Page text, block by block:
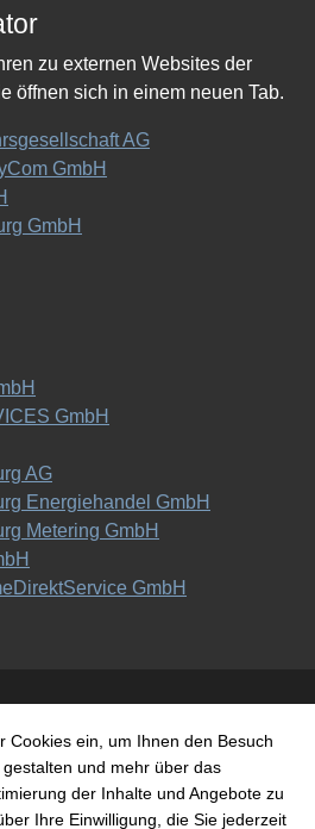
zu externen Websites der
öffnen sich in einem neuen Tab.
AG
GmbH
GmbH
GmbH
AG
Energiehandel GmbH
Metering GmbH
GmbH
Cookies ein, um Ihnen den Besuch
und mehr über das
der Inhalte und Angebote zu
Ihre Einwilligung, die Sie jederzeit